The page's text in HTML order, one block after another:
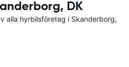
DK
alla hyrbilsföretag i Skanderborg,